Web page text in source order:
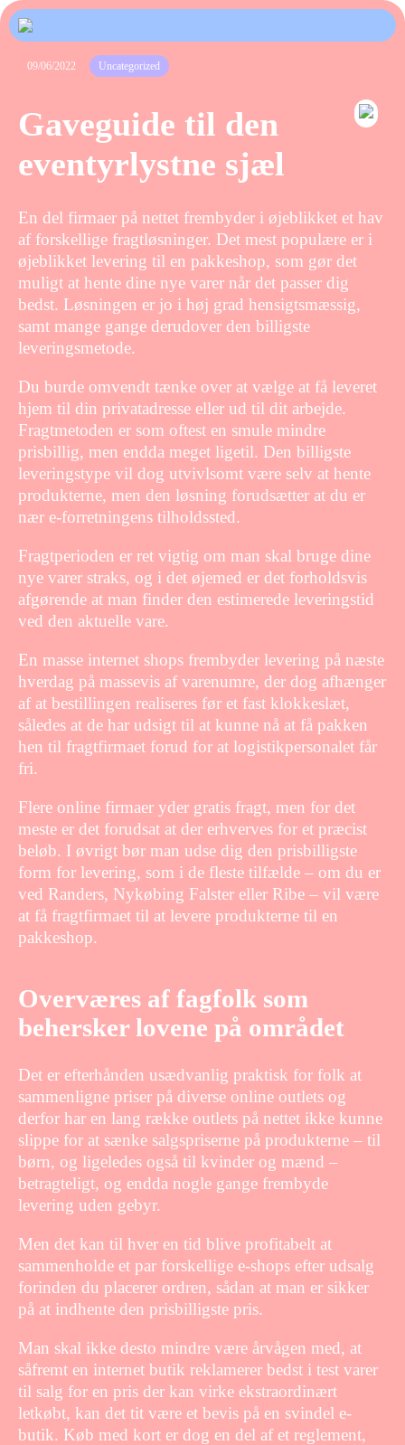
09/06/2022 Uncategorized
Gaveguide til den
eventyrlystne sjæl
En del firmaer på nettet frembyder i øjeblikket et hav
af forskellige fragtløsninger. Det mest populære er i
øjeblikket levering til en pakkeshop, som gør det
muligt at hente dine nye varer når det passer dig
bedst. Løsningen er jo i høj grad hensigtsmæssig,
samt mange gange derudover den billigste
leveringsmetode.
Du burde omvendt tænke over at vælge at få leveret
hjem til din privatadresse eller ud til dit arbejde.
Fragtmetoden er som oftest en smule mindre
prisbillig, men endda meget ligetil. Den billigste
leveringstype vil dog utvivlsomt være selv at hente
produkterne, men den løsning forudsætter at du er
nær e-forretningens tilholdssted.
Fragtperioden er ret vigtig om man skal bruge dine
nye varer straks, og i det øjemed er det forholdsvis
afgørende at man finder den estimerede leveringstid
ved den aktuelle vare.
En masse internet shops frembyder levering på næste
hverdag på massevis af varenumre, der dog afhænger
af at bestillingen realiseres før et fast klokkeslæt,
således at de har udsigt til at kunne nå at få pakken
hen til fragtfirmaet forud for at logistikpersonalet får
fri.
Flere online firmaer yder gratis fragt, men for det
meste er det forudsat at der erhverves for et præcist
beløb. I øvrigt bør man udse dig den prisbilligste
form for levering, som i de fleste tilfælde – om du er
ved Randers, Nykøbing Falster eller Ribe – vil være
at få fragtfirmaet til at levere produkterne til en
pakkeshop.
Overværes af fagfolk som
behersker lovene på området
Det er efterhånden usædvanlig praktisk for folk at
sammenligne priser på diverse online outlets og
derfor har en lang række outlets på nettet ikke kunne
slippe for at sænke salgspriserne på produkterne – til
børn, og ligeledes også til kvinder og mænd –
betragteligt, og endda nogle gange frembyde
levering uden gebyr.
Men det kan til hver en tid blive profitabelt at
sammenholde et par forskellige e-shops efter udsalg
forinden du placerer ordren, sådan at man er sikker
på at indhente den prisbilligste pris.
Man skal ikke desto mindre være årvågen med, at
såfremt en internet butik reklamerer bedst i test varer
til salg for en pris der kan virke ekstraordinært
letkøbt, kan det tit være et bevis på en svindel e-
butik. Køb med kort er dog en del af et reglement,